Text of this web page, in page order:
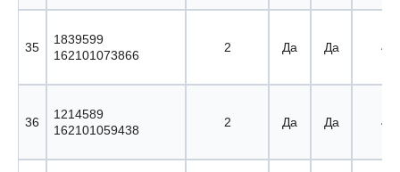
35
1839599
162101073866
2 Да Да 43
36
1214589
162101059438
2 Да Да 44